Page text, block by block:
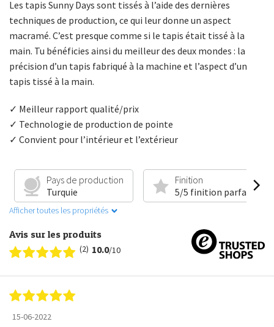
Les tapis Sunny Days sont tissés à l’aide des dernières
techniques de production, ce qui leur donne un aspect
macramé. C’est presque comme si le tapis était tissé à la
main. Tu bénéficies ainsi du meilleur des deux mondes : la
précision d’un tapis fabriqué à la machine et l’aspect d’un
tapis tissé à la main.
✓ Meilleur rapport qualité/prix
✓ Technologie de production de pointe
✓ Convient pour l’intérieur et l’extérieur
Pays de production
Turquie
Finition
5/5 finition parfaite
Afficher toutes les propriétés
Avis sur les produits
(2) 10.0/10
15-06-2022